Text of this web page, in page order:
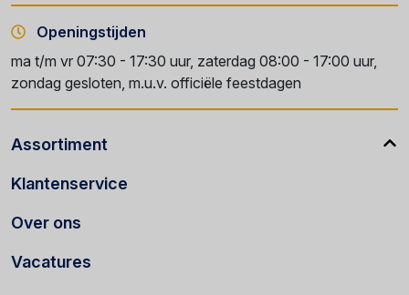
Openingstijden
ma t/m vr 07:30 - 17:30 uur, zaterdag 08:00 - 17:00 uur,
zondag gesloten, m.u.v. officiële feestdagen
Assortiment
Klantenservice
Over ons
Vacatures